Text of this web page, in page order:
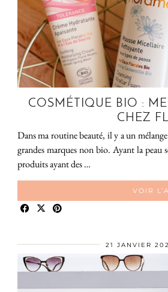
COSMÉTIQUE BIO :
CHEZ
Dans ma routine beauté, il y a un
grandes marques non bio. Ayant la peau
produits ayant des …
VOIR
21 JANVIER